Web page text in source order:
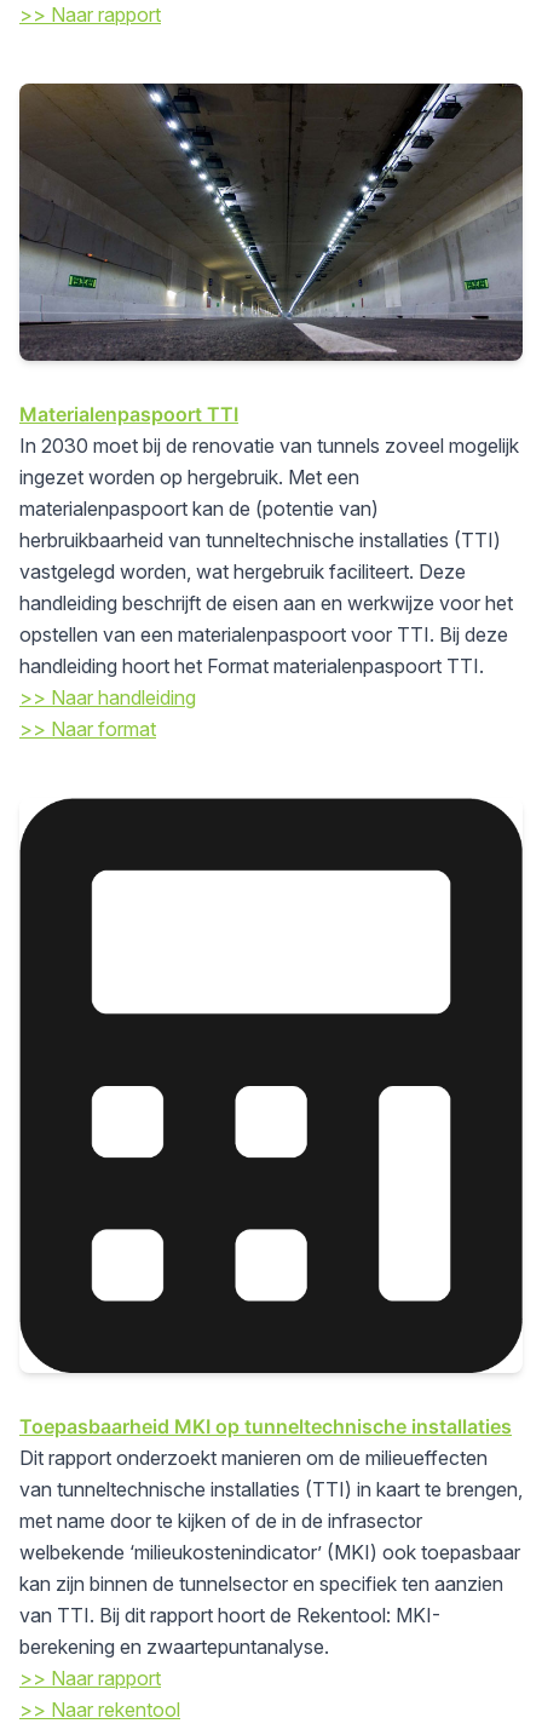
>> Naar rapport
Materialenpaspoort TTI
In 2030 moet bij de renovatie van tunnels zoveel mogelijk
ingezet worden op hergebruik. Met een
materialenpaspoort kan de (potentie van)
herbruikbaarheid van tunneltechnische installaties (TTI)
vastgelegd worden, wat hergebruik faciliteert. Deze
handleiding beschrijft de eisen aan en werkwijze voor het
opstellen van een materialenpaspoort voor TTI. Bij deze
handleiding hoort het Format materialenpaspoort TTI.
>> Naar handleiding
>> Naar format
Toepasbaarheid MKI op tunneltechnische installaties
Dit rapport onderzoekt manieren om de milieueffecten
van tunneltechnische installaties (TTI) in kaart te brengen,
met name door te kijken of de in de infrasector
welbekende ‘milieukostenindicator’ (MKI) ook toepasbaar
kan zijn binnen de tunnelsector en specifiek ten aanzien
van TTI. Bij dit rapport hoort de Rekentool: MKI-
berekening en zwaartepuntanalyse.
>> Naar rapport
>> Naar rekentool